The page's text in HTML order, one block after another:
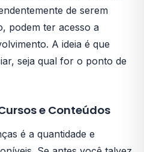
de serem
podem ter acesso a
A ideia é que
seja qual for o ponto de
e Conteúdos
é a quantidade e